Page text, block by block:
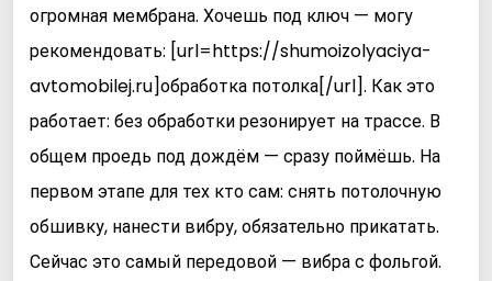
огромная мембрана. Хочешь под ключ — могу
рекомендовать: [url=https://shumoizolyaciya-
avtomobilej.ru]обработка потолка[/url]. Как это
работает: без обработки резонирует на трассе. В
общем проедь под дождём — сразу поймёшь. На
первом этапе для тех кто сам: снять потолочную
обшивку, нанести вибру, обязательно прикатать.
Сейчас это самый передовой — вибра с фольгой.